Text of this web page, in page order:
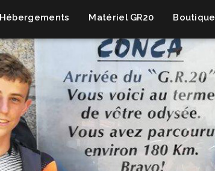
Hébergements Matériel GR20 Boutique